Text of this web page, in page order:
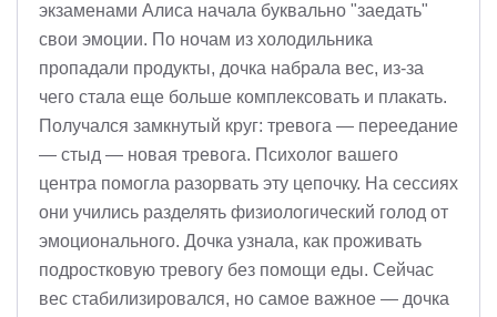
экзаменами Алиса начала буквально "заедать"
свои эмоции. По ночам из холодильника
пропадали продукты, дочка набрала вес, из-за
чего стала еще больше комплексовать и плакать.
Получался замкнутый круг: тревога — переедание
— стыд — новая тревога. Психолог вашего
центра помогла разорвать эту цепочку. На сессиях
они учились разделять физиологический голод от
эмоционального. Дочка узнала, как проживать
подростковую тревогу без помощи еды. Сейчас
вес стабилизировался, но самое важное — дочка